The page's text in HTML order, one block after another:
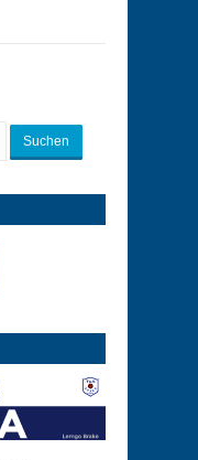
Suchen